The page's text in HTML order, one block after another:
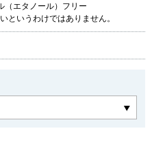
（エタノール）フリー
というわけではありません。